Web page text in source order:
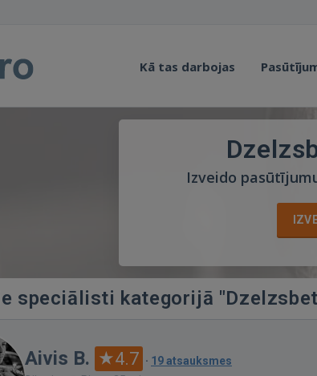
Kā tas darbojas
Izveido
speciālisti kategorijā
Aivis B. 4.7 · 19 atsauksmes